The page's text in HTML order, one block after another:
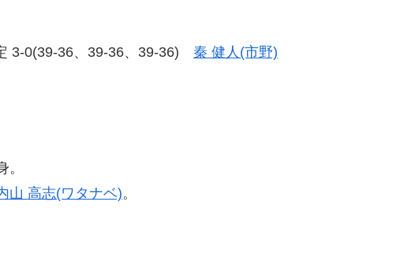
3-0(39-36、39-36、39-36) 秦 健人(市野)
。
山 高志(ワタナベ)。